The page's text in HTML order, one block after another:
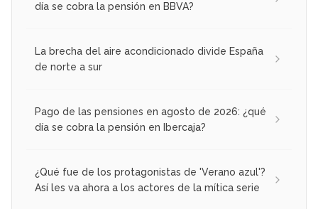
día se cobra la pensión en BBVA?
La brecha del aire acondicionado divide España
de norte a sur
Pago de las pensiones en agosto de 2026: ¿qué
día se cobra la pensión en Ibercaja?
¿Qué fue de los protagonistas de 'Verano azul'?
Así les va ahora a los actores de la mítica serie